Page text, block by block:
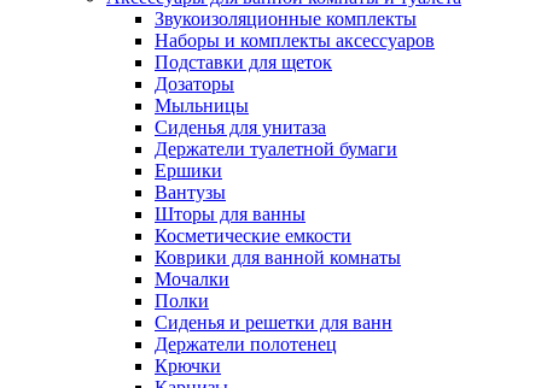
Звукоизоляционные комплекты
Наборы и комплекты аксессуаров
Подставки для щеток
Дозаторы
Мыльницы
Сиденья для унитаза
Держатели туалетной бумаги
Ершики
Вантузы
Шторы для ванны
Косметические емкости
Коврики для ванной комнаты
Мочалки
Полки
Сиденья и решетки для ванн
Держатели полотенец
Крючки